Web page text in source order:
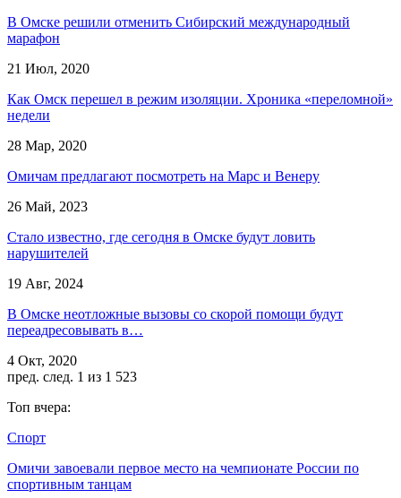
В Омске решили отменить Сибирский международный
марафон
21 Июл, 2020
Как Омск перешел в режим изоляции. Хроника «переломной»
недели
28 Мар, 2020
Омичам предлагают посмотреть на Марс и Венеру
26 Май, 2023
Стало известно, где сегодня в Омске будут ловить
нарушителей
19 Авг, 2024
В Омске неотложные вызовы со скорой помощи будут
переадресовывать в…
4 Окт, 2020
пред. след. 1 из 1 523
Топ вчера:
Спорт
Омичи завоевали первое место на чемпионате России по
спортивным танцам